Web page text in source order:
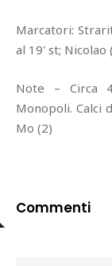
Marcatori:
al 19' st; Nicolao
Note – Circa
Monopoli. Calci
Mo (2)
Commenti